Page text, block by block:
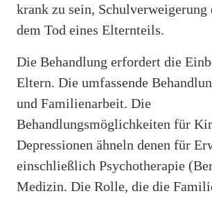
krank zu sein, Schulverweigerung
dem Tod eines Elternteils.
Die Behandlung erfordert die
Eltern. Die umfassende
und Familienarbeit. Die
Behandlungsmöglichkeiten für
Depressionen ähneln denen für
einschließlich Psychotherapie
Medizin. Die Rolle, die die